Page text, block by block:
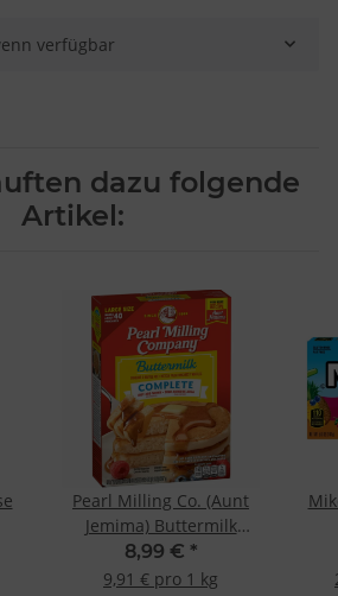
verfügbar
dazu folgende
Artikel:
Pearl Milling Co. (Aunt
Jemima) Buttermilk
Complete Pancake 907g
8,99 € *
9,91 € pro 1 kg